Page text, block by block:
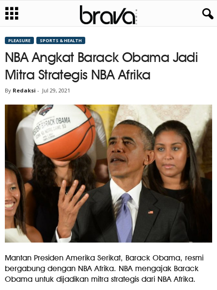
PLEASURE SPORTS & HEALTH
NBA Angkat Barack Obama Jadi
Mitra Strategis NBA Afrika
By Redaksi - Jul 29, 2021
Mantan Presiden Amerika Serikat, Barack Obama, resmi
bergabung dengan NBA Afrika. NBA mengajak Barack
Obama untuk dijadikan mitra strategis dari NBA Afrika.